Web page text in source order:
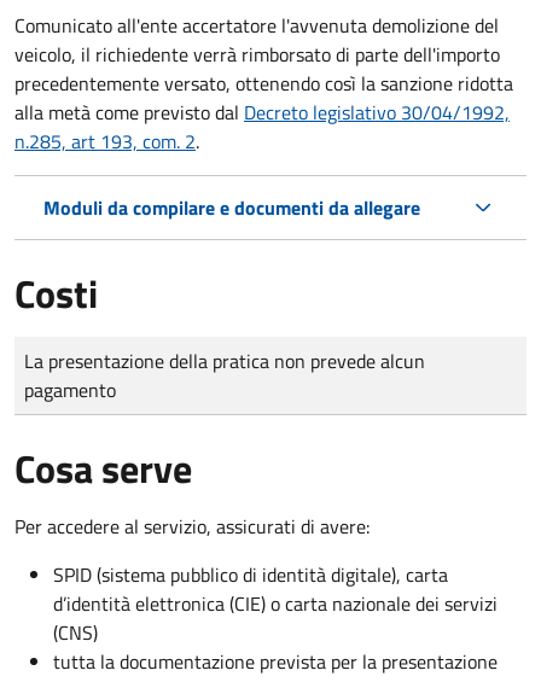
Comunicato all'ente accertatore l'avvenuta demolizione del
veicolo, il richiedente verrà rimborsato di parte dell'importo
precedentemente versato, ottenendo così la sanzione ridotta
alla metà come previsto dal Decreto legislativo 30/04/1992,
n.285, art 193, com. 2.
Moduli da compilare e documenti da allegare
Costi
Tipo di pagamento
Importo
La presentazione della pratica non prevede alcun
pagamento
Cosa serve
Per accedere al servizio, assicurati di avere:
SPID (sistema pubblico di identità digitale), carta
d’identità elettronica (CIE) o carta nazionale dei servizi
(CNS)
tutta la documentazione prevista per la presentazione